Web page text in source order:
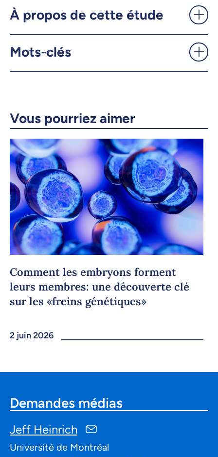
microbienne - UdeMnouvelles
À propos de cette étude
Mots-clés
Vous pourriez aimer
Comment les embryons forment
leurs membres: une découverte clé
sur les «freins génétiques»
2 juin 2026
Demandes médias
Jeff Heinrich
Université de Montréal